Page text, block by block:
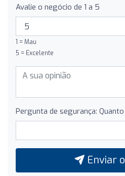
Avalie o negócio de 1 a 5
1 = Mau
5 = Excelente
Pergunta de segurança: Quanto
Enviar